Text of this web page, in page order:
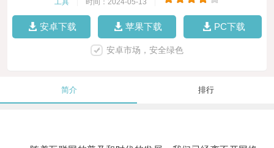
工具 时间：2024-05-13
安卓下载 苹果下载 PC下载
安卓市场，安全绿色
简介 排行